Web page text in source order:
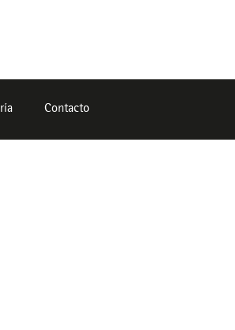
Contacto